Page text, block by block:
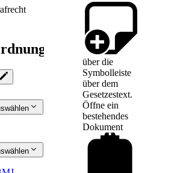
über die
Symbolleiste
über dem
Gesetzestext.
Öffne ein
bestehendes
Dokument